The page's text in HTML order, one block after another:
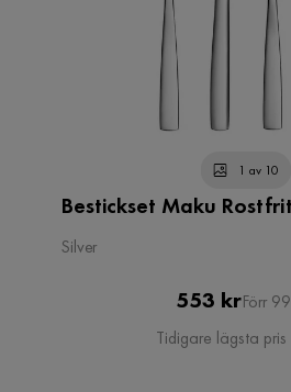
1 av 10
Bestickset Maku
Silver
Pris
553 kr
Pris
Förr
Tidigare lägsta